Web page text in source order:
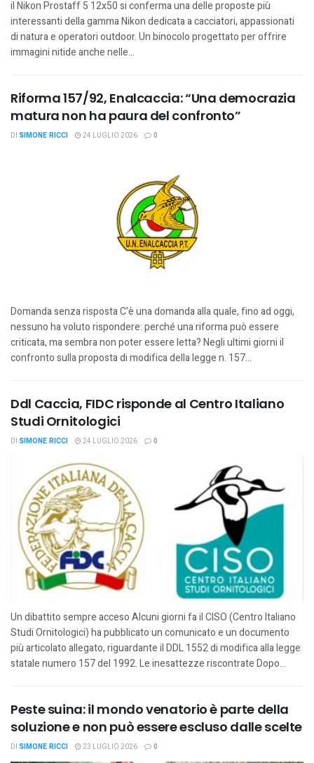
il Nikon Prostaff 5 12x50 si conferma una delle proposte più
interessanti della gamma Nikon dedicata a cacciatori, appassionati
di natura e operatori outdoor. Un binocolo progettato per offrire
immagini nitide anche nelle...
Riforma 157/92, Enalcaccia: “Una democrazia
matura non ha paura del confronto”
DI SIMONE RICCI 24 LUGLIO 2026 0
Domanda senza risposta C'è una domanda alla quale, fino ad oggi,
nessuno ha voluto rispondere: perché una riforma può essere
criticata, ma sembra non poter essere letta? Negli ultimi giorni il
confronto sulla proposta di modifica della legge n. 157...
Ddl Caccia, FIDC risponde al Centro Italiano
Studi Ornitologici
DI SIMONE RICCI 24 LUGLIO 2026 0
Un dibattito sempre acceso Alcuni giorni fa il CISO (Centro Italiano
Studi Ornitologici) ha pubblicato un comunicato e un documento
più articolato allegato, riguardante il DDL 1552 di modifica alla legge
statale numero 157 del 1992. Le inesattezze riscontrate Dopo...
Peste suina: il mondo venatorio è parte della
soluzione e non può essere escluso dalle scelte
DI SIMONE RICCI 23 LUGLIO 2026 0